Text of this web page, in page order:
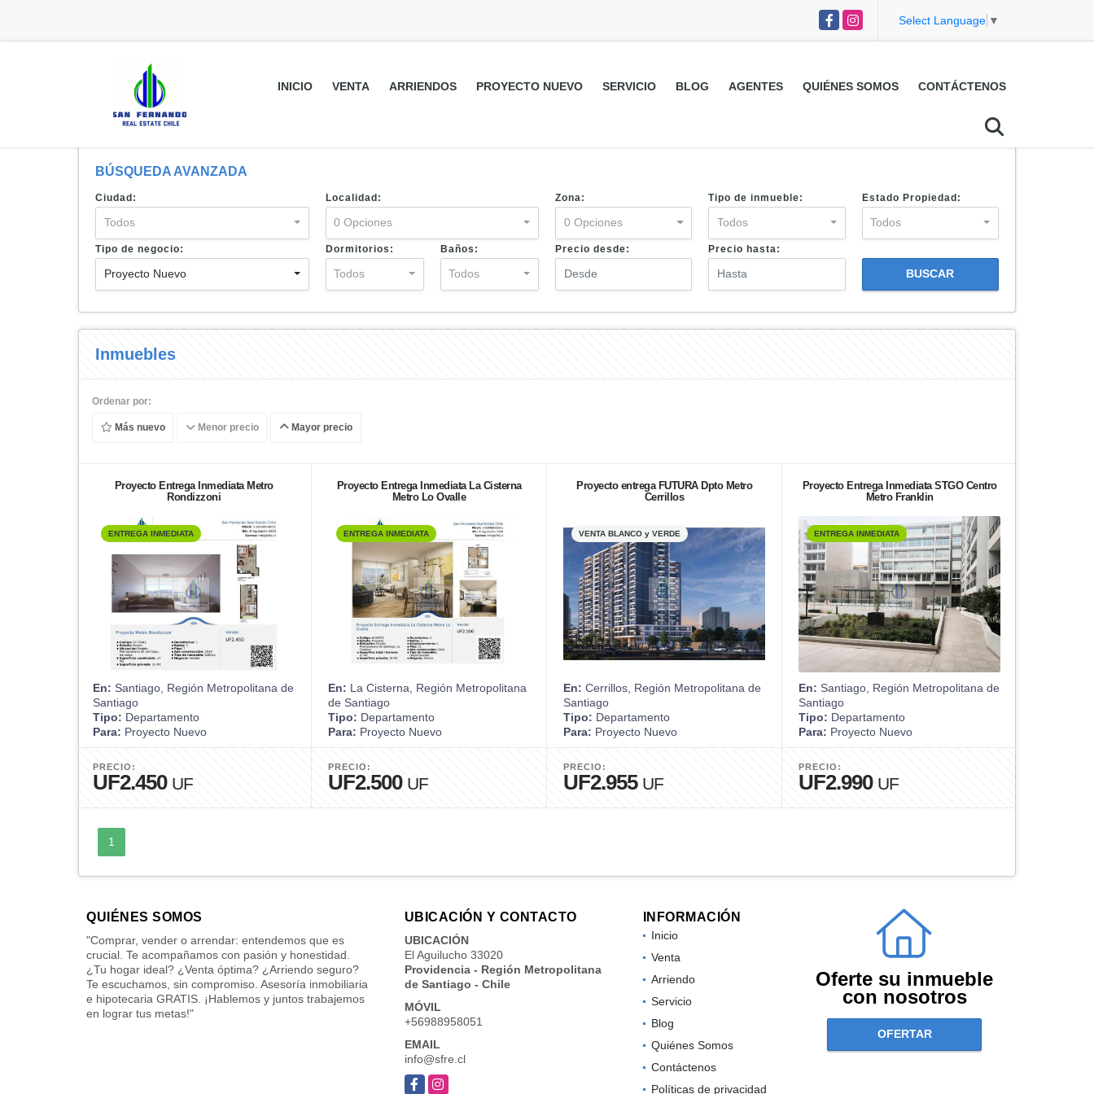
FacebookInstagram Select Language ▼
INICIO VENTA ARRIENDOS PROYECTO NUEVO SERVICIO BLOG AGENTES QUIÉNES SOMOS CONTÁCTENOS
BÚSQUEDA AVANZADA
Ciudad:
Todos
Localidad:
0 Opciones
Zona:
0 Opciones
Tipo de inmueble:
Todos
Estado Propiedad:
Todos
Tipo de negocio:
Proyecto Nuevo
Dormitorios:
Todos
Baños:
Todos
Precio desde: Precio hasta:
BUSCAR
Inmuebles
Ordenar por:
Más nuevo Menor precio Mayor precio
Proyecto Entrega Inmediata Metro
Rondizzoni
ENTREGA INMEDIATA
En: Santiago, Región Metropolitana de
Santiago
Tipo: Departamento
Para: Proyecto Nuevo
PRECIO:
UF2.450 UF
Proyecto Entrega Inmediata La Cisterna
Metro Lo Ovalle
ENTREGA INMEDIATA
En: La Cisterna, Región Metropolitana
de Santiago
Tipo: Departamento
Para: Proyecto Nuevo
PRECIO:
UF2.500 UF
Proyecto entrega FUTURA Dpto Metro
Cerrillos
VENTA BLANCO y VERDE
En: Cerrillos, Región Metropolitana de
Santiago
Tipo: Departamento
Para: Proyecto Nuevo
PRECIO:
UF2.955 UF
Proyecto Entrega Inmediata STGO Centro
Metro Franklin
ENTREGA INMEDIATA
En: Santiago, Región Metropolitana de
Santiago
Tipo: Departamento
Para: Proyecto Nuevo
PRECIO:
UF2.990 UF
1
QUIÉNES SOMOS
"Comprar, vender o arrendar: entendemos que es
crucial. Te acompañamos con pasión y honestidad.
¿Tu hogar ideal? ¿Venta óptima? ¿Arriendo seguro?
Te escuchamos, sin compromiso. Asesoría inmobiliaria
e hipotecaria GRATIS. ¡Hablemos y juntos trabajemos
en lograr tus metas!"
UBICACIÓN Y CONTACTO
UBICACIÓN
El Aguilucho 33020
Providencia - Región Metropolitana
de Santiago - Chile
MÓVIL
+56988958051
EMAIL
info@sfre.cl
FacebookInstagram
INFORMACIÓN
Inicio
Venta
Arriendo
Servicio
Blog
Quiénes Somos
Contáctenos
Políticas de privacidad
Oferte su inmueble
con nosotros
OFERTAR